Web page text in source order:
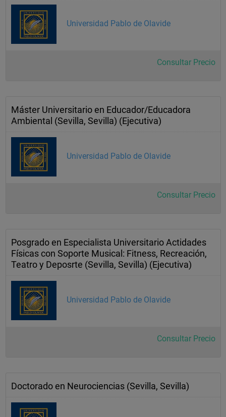
Universidad Pablo de Olavide
Consultar Precio
Máster Universitario en Educador/Educadora
Ambiental (Sevilla, Sevilla) (Ejecutiva)
Universidad Pablo de Olavide
Consultar Precio
Posgrado en Especialista Universitario Actidades
Físicas con Soporte Musical: Fitness, Recreación,
Teatro y Deposrte (Sevilla, Sevilla) (Ejecutiva)
Universidad Pablo de Olavide
Consultar Precio
Doctorado en Neurociencias (Sevilla, Sevilla)